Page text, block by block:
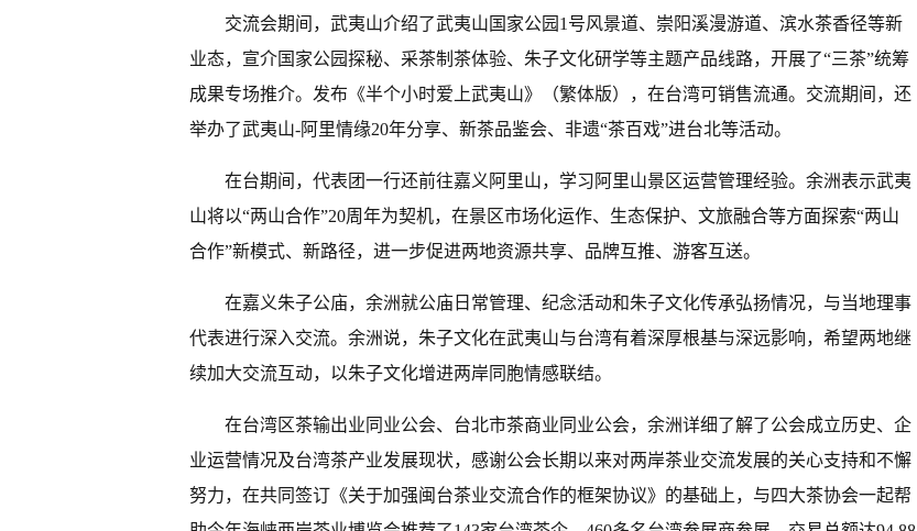
交流会期间，武夷山介绍了武夷山国家公园1号风景道、崇阳溪漫游道、滨水茶香径等新
业态，宣介国家公园探秘、采茶制茶体验、朱子文化研学等主题产品线路，开展了“三茶”统筹
成果专场推介。发布《半个小时爱上武夷山》（繁体版），在台湾可销售流通。交流期间，还
举办了武夷山-阿里情缘20年分享、新茶品鉴会、非遗“茶百戏”进台北等活动。
在台期间，代表团一行还前往嘉义阿里山，学习阿里山景区运营管理经验。余洲表示武夷
山将以“两山合作”20周年为契机，在景区市场化运作、生态保护、文旅融合等方面探索“两山
合作”新模式、新路径，进一步促进两地资源共享、品牌互推、游客互送。
在嘉义朱子公庙，余洲就公庙日常管理、纪念活动和朱子文化传承弘扬情况，与当地理事
代表进行深入交流。余洲说，朱子文化在武夷山与台湾有着深厚根基与深远影响，希望两地继
续加大交流互动，以朱子文化增进两岸同胞情感联结。
在台湾区茶输出业同业公会、台北市茶商业同业公会，余洲详细了解了公会成立历史、企
业运营情况及台湾茶产业发展现状，感谢公会长期以来对两岸茶业交流发展的关心支持和不懈
努力，在共同签订《关于加强闽台茶业交流合作的框架协议》的基础上，与四大茶协会一起帮